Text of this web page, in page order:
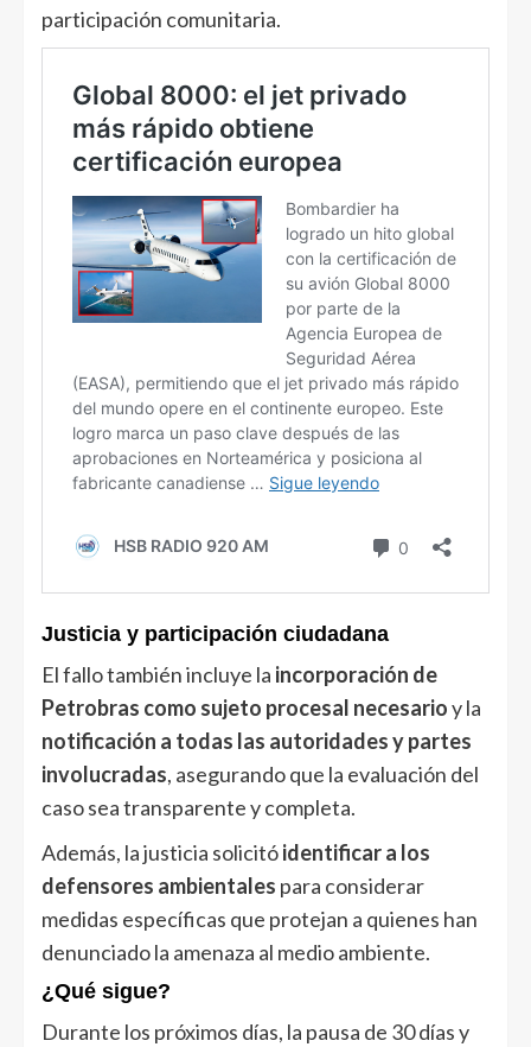
participación comunitaria.
Justicia y participación ciudadana
El fallo también incluye la incorporación de
Petrobras como sujeto procesal necesarioy la
notificación a todas las autoridades y partes
involucradas, asegurando que la evaluación del
caso sea transparente y completa.
Además, la justicia solicitóidentificar a los
defensores ambientales para considerar
medidas específicas que protejan a quienes han
denunciado la amenaza al medio ambiente.
¿Qué sigue?
Durante los próximos días, la pausa de 30 días y